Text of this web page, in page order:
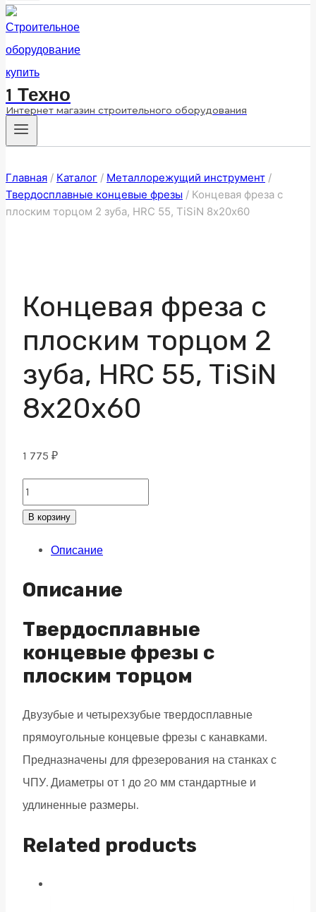
1 Техно
Интернет магазин строительного оборудования
Главная / Каталог / Металлорежущий инструмент /
Твердосплавные концевые фрезы / Концевая фреза с
плоским торцом 2 зуба, HRC 55, TiSiN 8х20х60
Концевая фреза с
плоским торцом 2
зуба, HRC 55, TiSiN
8х20х60
1 775 ₽
Концевая
фреза
плоским
зуба,
HRC
55,
8х20х60
quantity
В корзину
Описание
Описание
Твердосплавные
концевые фрезы с
плоским торцом
Двузубые и четырехзубые твердосплавные
прямоугольные концевые фрезы с канавками.
Предназначены для фрезерования на станках с
ЧПУ. Диаметры от 1 до 20 мм стандартные и
удлиненные размеры.
Related products